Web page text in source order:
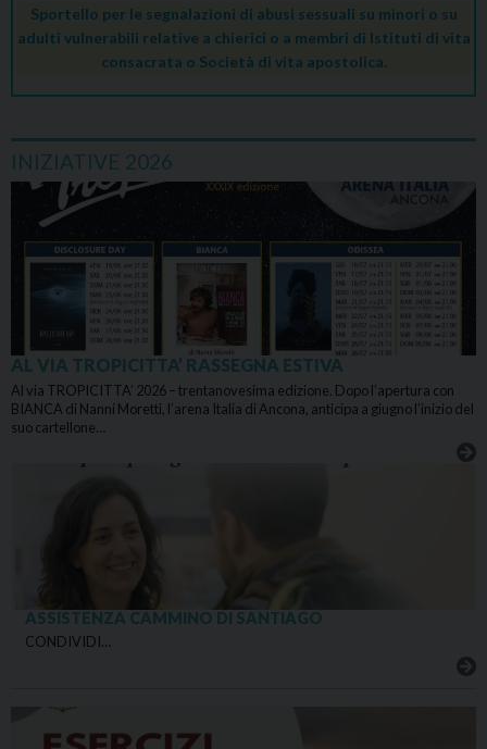
Sportello per le segnalazioni di abusi sessuali su minori o su
adulti vulnerabili relative a chierici o a membri di Istituti di vita
consacrata o Società di vita apostolica.
INIZIATIVE 2026
AL VIA TROPICITTA’ RASSEGNA ESTIVA
Al via TROPICITTA’ 2026 – trentanovesima edizione. Dopo l’apertura con
BIANCA di Nanni Moretti, l’arena Italia di Ancona, anticipa a giugno l’inizio del
suo cartellone…
ASSISTENZA CAMMINO DI SANTIAGO
CONDIVIDI…